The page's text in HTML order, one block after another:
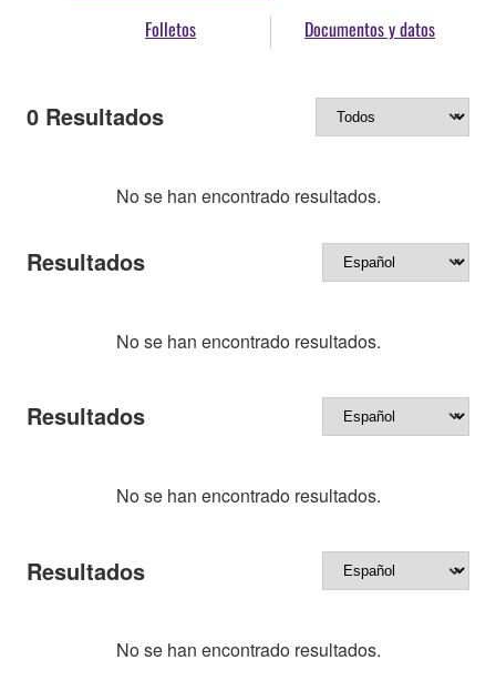
Folletos Documentos y datos
0 Resultados
No se han encontrado resultados.
Resultados
No se han encontrado resultados.
Resultados
No se han encontrado resultados.
Resultados
No se han encontrado resultados.